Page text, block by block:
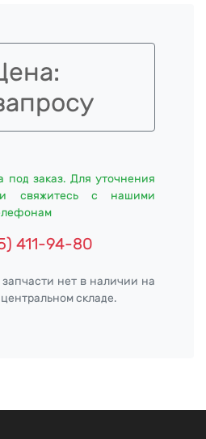
под заказ. Для уточнения
свяжитесь с нашими
411-94-80
нет в наличии на
складе.